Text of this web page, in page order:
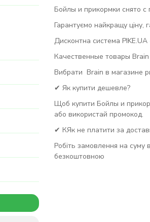
Бойлы и прикормки снято с
Гарантуємо найкращу ціну,
Дисконтна система
Качественные товары
Вибрати Brain в магазине
✔ Як купити дешевле?
Щоб купити Бойлы и
або використай промокод.
✔ КЯк не платити за
Робіть замовлення на суму
безкоштовною